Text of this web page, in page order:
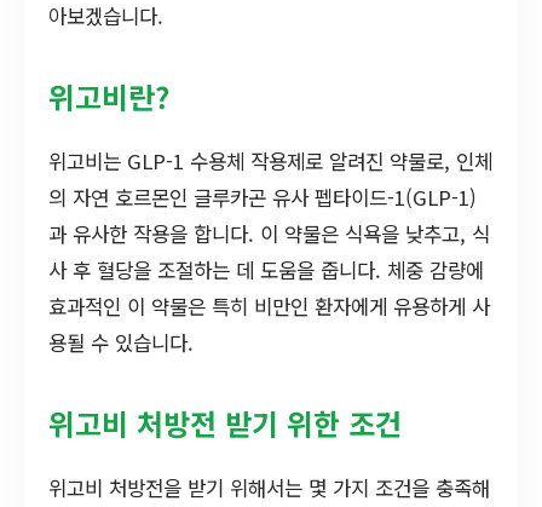
아보겠습니다.
위고비란?
위고비는 GLP-1 수용체 작용제로 알려진 약물로, 인체
의 자연 호르몬인 글루카곤 유사 펩타이드-1(GLP-1)
과 유사한 작용을 합니다. 이 약물은 식욕을 낮추고, 식
사 후 혈당을 조절하는 데 도움을 줍니다. 체중 감량에
효과적인 이 약물은 특히 비만인 환자에게 유용하게 사
용될 수 있습니다.
위고비 처방전 받기 위한 조건
위고비 처방전을 받기 위해서는 몇 가지 조건을 충족해